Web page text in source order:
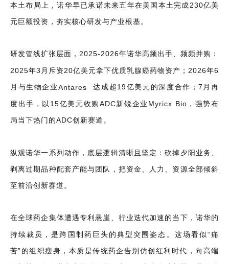
本土布局上，诺华早已承诺未来五年在美国本土完成230亿美
元巨额投资，夯实核心研发与产业根基。
研发管线扩张层面，2025-2026年诺华高频出手、频频并购：
2025年3月斥资20亿美元拿下优质乳腺癌药物资产；2026年6
月与生物企业Antares 达成超19亿美元的深度合作；7月再
度出手，以15亿美元收购ADC新锐企业Myricx Bio，强势布
局当下热门的ADC创新赛道。
纵观诺华一系列动作，底层逻辑清晰且坚定：砍掉夕阳业务、
剥离过期品种配套产能与团队，把资金、人力、资源全部倾斜
至前沿创新赛道。
在全球药企集体遭遇专利悬崖、行业迭代加速的当下，诺华的
持续裁员，是跨国制药巨头的典型突围姿态。这场看似“痛
苦”的组织瘦身，本质是传统药企告别仿创红利时代，向高端